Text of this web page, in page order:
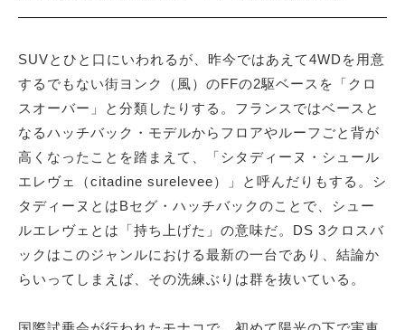
SUVとひと口にいわれるが、昨今ではあえて4WDを用意
するでもない街ヨンク（風）のFFの2駆ベースを「クロ
スオーバー」と分類したりする。フランスではベースと
なるハッチバック・モデルからフロアやルーフごと背が
高くなったことを踏まえて、「シタディーヌ・シュール
エレヴェ（citadine surelevee）」と呼んだりもする。シ
タディーヌとはBセグ・ハッチバックのことで、シュー
ルエレヴェとは「持ち上げた」の意味だ。DS 3クロスバ
ックはこのジャンルにおける最新の一台であり、結論か
らいってしまえば、その洗練ぶりは群を抜いている。